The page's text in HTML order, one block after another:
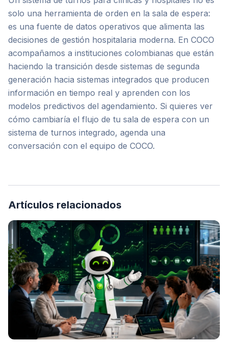
solo una herramienta de orden en la sala de espera:
es una fuente de datos operativos que alimenta las
decisiones de gestión hospitalaria moderna. En COCO
acompañamos a instituciones colombianas que están
haciendo la transición desde sistemas de segunda
generación hacia sistemas integrados que producen
información en tiempo real y aprenden con los
modelos predictivos del agendamiento. Si quieres ver
cómo cambiaría el flujo de tu sala de espera con un
sistema de turnos integrado, agenda una
conversación con el equipo de COCO.
Artículos relacionados